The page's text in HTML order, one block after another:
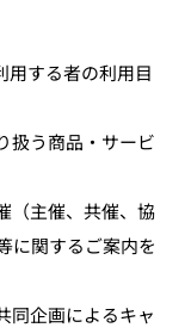
用する者の利用目
扱う商品・サービ
（主催、共催、協
に関するご案内を
同企画によるキャ